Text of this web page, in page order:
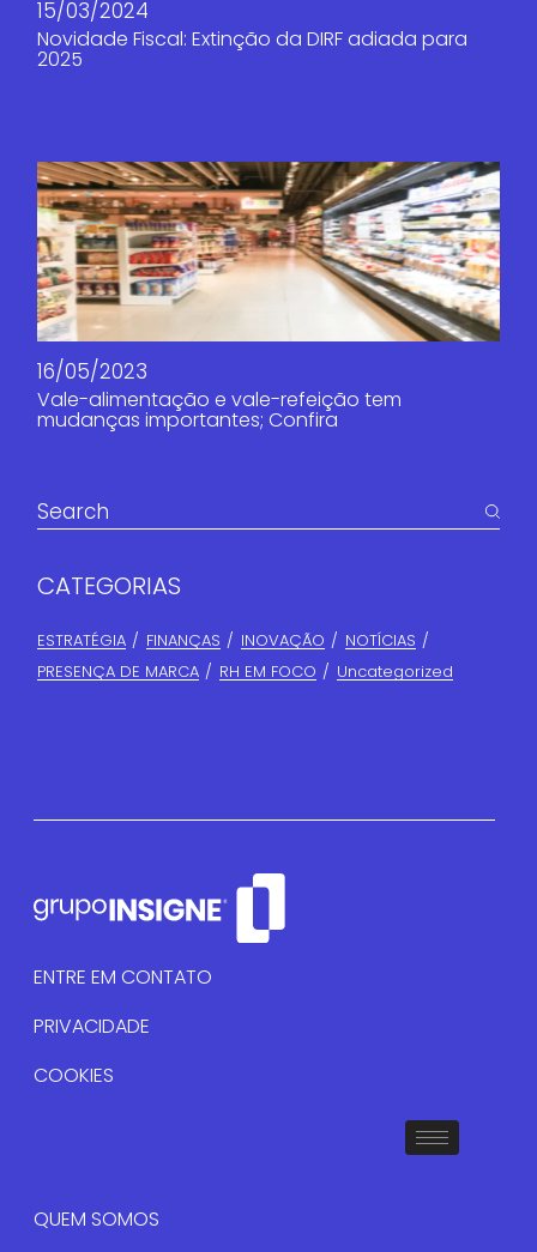
15/03/2024
Novidade Fiscal: Extinção da DIRF adiada para
2025
16/05/2023
Vale-alimentação e vale-refeição tem
mudanças importantes; Confira
CATEGORIAS
ESTRATÉGIA FINANÇAS​ INOVAÇÃO
NOTÍCIAS
PRESENÇA DE MARCA
RH EM FOCO Uncategorized
ENTRE EM CONTATO
PRIVACIDADE
COOKIES
QUEM SOMOS